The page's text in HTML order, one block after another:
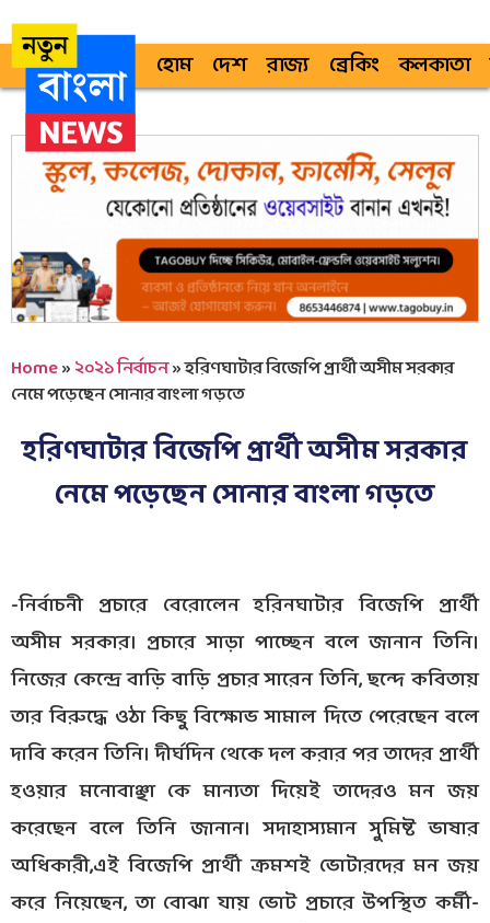
হোম দেশ রাজ্য ব্রেকিং কলকাতা
Home»২০২১ নির্বাচন»হরিণঘাটার বিজেপি প্রার্থী অসীম সরকার
নেমে পড়েছেন সোনার বাংলা গড়তে
হরিণঘাটার বিজেপি প্রার্থী অসীম সরকার
নেমে পড়েছেন সোনার বাংলা গড়তে
-নির্বাচনী প্রচারে বেরোলেন হরিনঘাটার বিজেপি প্রার্থী
অসীম সরকার। প্রচারে সাড়া পাচ্ছেন বলে জানান তিনি।
নিজের কেন্দ্রে বাড়ি বাড়ি প্রচার সারেন তিনি, ছন্দে কবিতায়
তার বিরুদ্ধে ওঠা কিছু বিক্ষোভ সামাল দিতে পেরেছেন বলে
দাবি করেন তিনি। দীর্ঘদিন থেকে দল করার পর তাদের প্রার্থী
হওয়ার মনোবাঞ্ছা কে মান্যতা দিয়েই তাদেরও মন জয়
করেছেন বলে তিনি জানান। সদাহাস্যমান সুমিষ্ট ভাষার
অধিকারী,এই বিজেপি প্রার্থী ক্রমশই ভোটারদের মন জয়
করে নিয়েছেন, তা বোঝা যায় ভোট প্রচারে উপস্থিত কর্মী-